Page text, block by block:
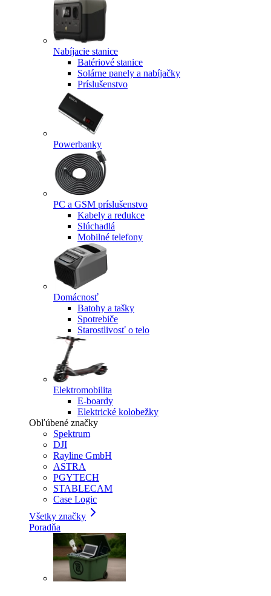
Nabíjacie stanice
Batériové stanice
Solárne panely a nabíjačky
Príslušenstvo
Powerbanky
PC a GSM príslušenstvo
Kabely a redukce
Slúchadlá
Mobilné telefony
Domácnosť
Batohy a tašky
Spotrebiče
Starostlivosť o telo
Elektromobilita
E-boardy
Elektrické kolobežky
Obľúbené značky
Spektrum
DJI
Rayline GmbH
ASTRA
PGYTECH
STABLECAM
Case Logic
Všetky značky
Poradňa